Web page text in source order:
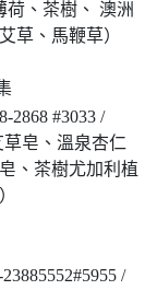
荷、茶樹、 澳洲
草、馬鞭草）
2868 #3033 /
草皂、溫泉杏仁
、茶樹尤加利植
/